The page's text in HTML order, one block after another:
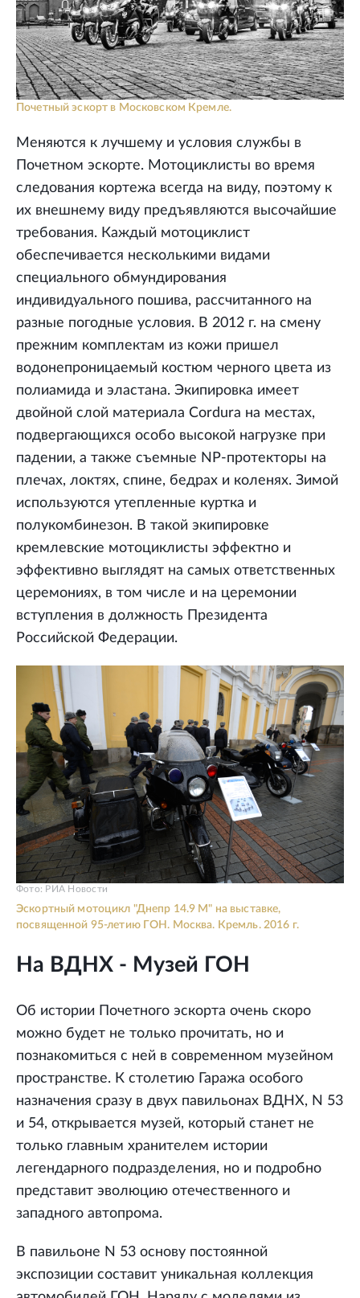
Почетный эскорт в Московском Кремле.
Меняются к лучшему и условия службы в
Почетном эскорте. Мотоциклисты во время
следования кортежа всегда на виду, поэтому к
их внешнему виду предъявляются высочайшие
требования. Каждый мотоциклист
обеспечивается несколькими видами
специального обмундирования
индивидуального пошива, рассчитанного на
разные погодные условия. В 2012 г. на смену
прежним комплектам из кожи пришел
водонепроницаемый костюм черного цвета из
полиамида и эластана. Экипировка имеет
двойной слой материала Cordura на местах,
подвергающихся особо высокой нагрузке при
падении, а также съемные NP-протекторы на
плечах, локтях, спине, бедрах и коленях. Зимой
используются утепленные куртка и
полукомбинезон. В такой экипировке
кремлевские мотоциклисты эффектно и
эффективно выглядят на самых ответственных
церемониях, в том числе и на церемонии
вступления в должность Президента
Российской Федерации.
Эскортный мотоцикл "Днепр 14.9 М" на выставке,
посвященной 95-летию ГОН. Москва. Кремль. 2016 г.
Фото: РИА Новости
На ВДНХ - Музей ГОН
Об истории Почетного эскорта очень скоро
можно будет не только прочитать, но и
познакомиться с ней в современном музейном
пространстве. К столетию Гаража особого
назначения сразу в двух павильонах ВДНХ, N 53
и 54, открывается музей, который станет не
только главным хранителем истории
легендарного подразделения, но и подробно
представит эволюцию отечественного и
западного автопрома.
В павильоне N 53 основу постоянной
экспозиции составит уникальная коллекция